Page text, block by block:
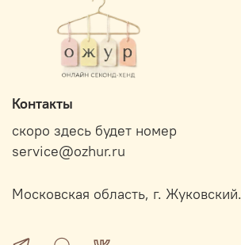
Контакты
скоро здесь будет номер
service@ozhur.ru
Московская область, г. Жуковский.